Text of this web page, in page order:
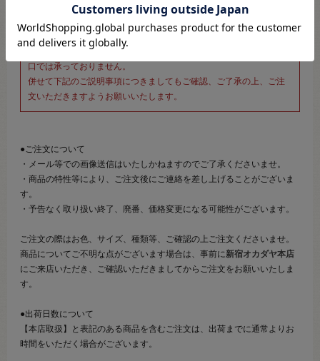
こちらのページは、店頭にてあらかじめ商品詳細および商品コード
をご確認いただいた上でご注文いただけるページです。
そのため、商品画像および詳細は記載しておりません。
また、詳細につきましてのご案内、ご相談もオンラインショップ窓
口では承っておりません。
併せて下記のご説明事項につきましてもご確認、ご了承の上、ご注
文いただきますようお願いいたします。
●ご注文について
・メール等での画像送信はいたしかねますのでご了承くださいませ。
・商品の特性等により、ご注文後にご連絡を差し上げることがございま
す。
・予告なく取り扱い終了、廃番、価格変更になる可能性がございます。
ご注文の際はお色、サイズ、種類等、ご確認の上ご注文くださいませ。
商品についてご不明な点がございます場合は、事前に新宿オカダヤ本店
にご来店いただき、ご確認いただきましてからご注文をお願いいたしま
す。
●出荷日数について
【本店取扱】と表記のある商品を含むご注文は、出荷までに通常よりお
時間をいただく場合がございます。